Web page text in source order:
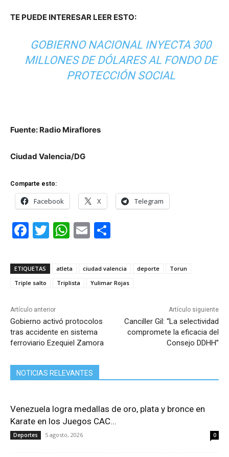
TE PUEDE INTERESAR LEER ESTO:
GOBIERNO NACIONAL INYECTA 300
MILLONES DE DÓLARES AL FONDO DE
PROTECCIÓN SOCIAL
Fuente: Radio Miraflores
Ciudad Valencia/DG
Comparte esto:
Facebook X Telegram
F
c
e
o
o
k
T
itt
er
W
at
s
p
E
ai
l
m
p
ETIQUETAS atleta ciudad valencia deporte
Torun
Triple salto
Triplista Yulimar Rojas
Artículo anterior
Gobierno activó protocolos
tras accidente en sistema
ferroviario Ezequiel Zamora
Artículo siguiente
Canciller Gil: “La selectividad
compromete la eficacia del
Consejo DDHH”
NOTICIAS RELEVANTES
Venezuela logra medallas de oro, plata y bronce en
Karate en los Juegos CAC...
Deportes 5 agosto, 2026 0